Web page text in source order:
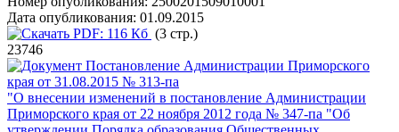
Дата опубликования: 01.09.2015
PDF: 116 Кб (3 стр.)
23746
Постановление Администрации Приморского
края от 31.08.2015 № 313-па
"О внесении изменений в постановление Администрации
Приморского края от 22 ноября 2012 года № 347-па "Об